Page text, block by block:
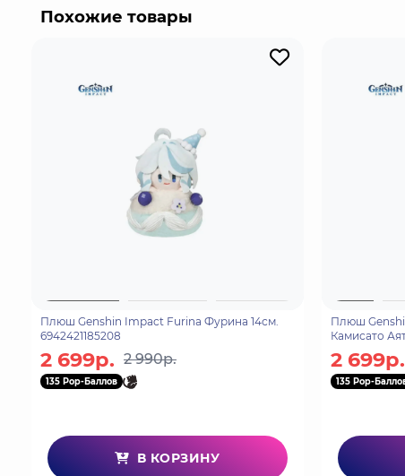
Похожие товары
Плюш Genshin Impact Furina Фурина 14см.
6942421185208
2 699р. 2 990р.
135 Pop-Баллов
В КОРЗИНУ
Плюш
Камисато
2 699р.
135 Pop-